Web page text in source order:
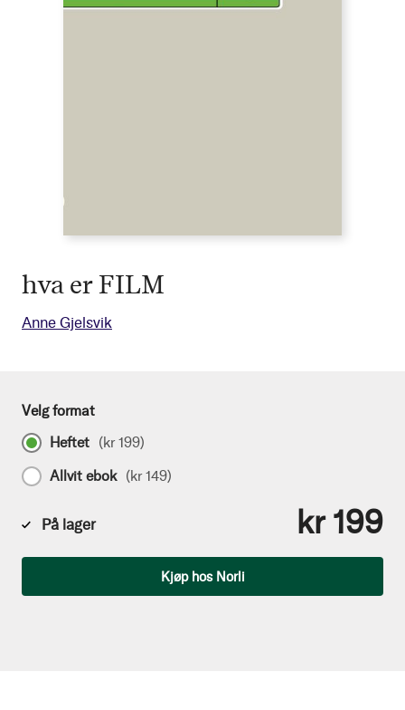
hva er FILM
Anne Gjelsvik
Velg format
Heftet (kr 199)
Allvit ebok (kr 149)
På lager kr 199
Kjøp hos Norli